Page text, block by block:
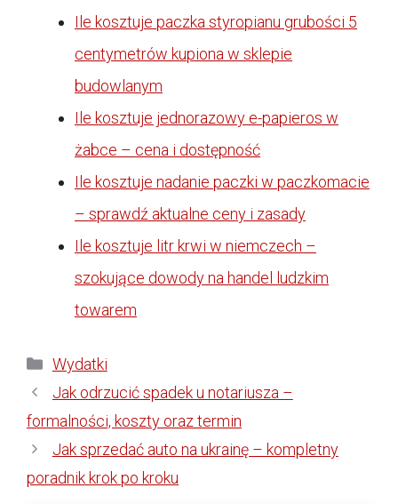
Ile kosztuje paczka styropianu grubości 5
centymetrów kupiona w sklepie
budowlanym
Ile kosztuje jednorazowy e-papieros w
żabce – cena i dostępność
Ile kosztuje nadanie paczki w paczkomacie
– sprawdź aktualne ceny i zasady
Ile kosztuje litr krwi w niemczech –
szokujące dowody na handel ludzkim
towarem
Kategorie
Wydatki
Jak odrzucić spadek u notariusza –
formalności, koszty oraz termin
Jak sprzedać auto na ukrainę – kompletny
poradnik krok po kroku